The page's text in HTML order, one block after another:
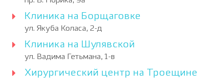
Клиника на Борщаговке
ул. Якуба Коласа, 2-д
Клиника на Шулявской
ул. Вадима Гетьмана, 1-в
Хирургический центр на Троещине